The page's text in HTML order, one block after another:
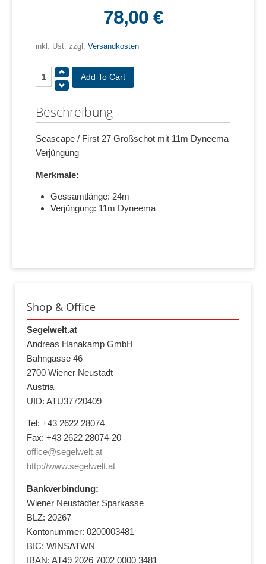
78,00 €
inkl. Ust. zzgl. Versandkosten
Beschreibung
Seascape / First 27 Großschot mit 11m Dyneema
Verjüngung
Merkmale:
Gessamtlänge: 24m
Verjüngung: 11m Dyneema
Shop & Office
Segelwelt.at
Andreas Hanakamp GmbH
Bahngasse 46
2700 Wiener Neustadt
Austria
UID: ATU37720409
Tel: +43 2622 28074
Fax: +43 2622 28074-20
office@segelwelt.at
http://www.segelwelt.at
Bankverbindung:
Wiener Neustädter Sparkasse
BLZ: 20267
Kontonummer: 0200003481
BIC: WINSATWN
IBAN: AT49 2026 7002 0000 3481